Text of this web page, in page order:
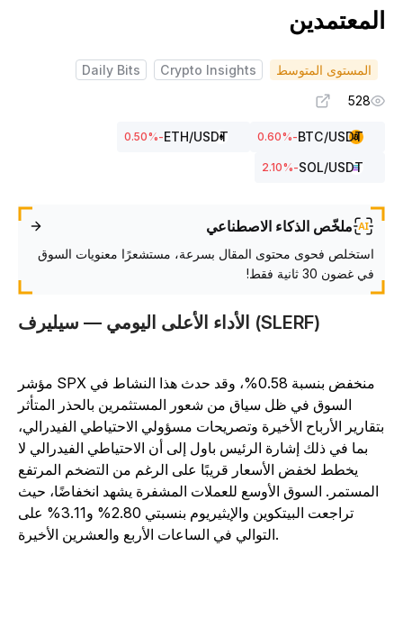
المستوى المتوسط Crypto Insights
Daily Bits
528
BTC/USDT
-0.60
%
ETH/USDT
-0.50
%
SOL/USDT
-2.10
%
ملخّص الذكاء الاصطناعي
استخلص فحوى محتوى المقال بسرعة، مستشعرًا معنويات السوق
في غضون 30 ثانية فقط!
الأداء الأعلى اليومي — سيليرف (SLERF)
مؤشر SPX منخفض بنسبة 0.58%، وقد حدث هذا النشاط في
السوق في ظل سياق من شعور المستثمرين بالحذر المتأثر
الأرباح الأخيرة وتصريحات مسؤولي الاحتياطي الفيدرالي،
بما في ذلك إشارة الرئيس باول إلى أن الاحتياطي الفيدرالي لا
يخطط لخفض الأسعار قريبًا على الرغم من التضخم المرتفع
المستمر. السوق الأوسع للعملات المشفرة يشهد انخفاضًا، حيث
تراجعت البيتكوين والإيثيريوم بنسبتي 2.80% و3.11% على